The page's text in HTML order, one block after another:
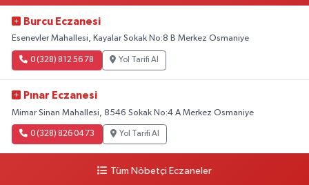
Burcu Eczanesi
Esenevler Mahallesi, Kayalar Sokak No:8 B Merkez Osmaniye
0 (328) 812 56 78 Yol Tarifi Al
Pınar Eczanesi
Mimar Sinan Mahallesi, 8546 Sokak No:4 A Merkez Osmaniye
0 (328) 826 04 73 Yol Tarifi Al
Tüm Nöbetçi Eczaneler